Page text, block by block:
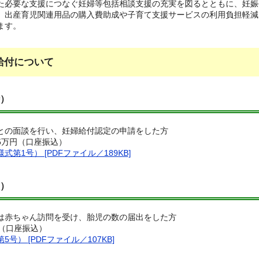
必要な支援につなぐ妊婦等包括相談支援の充実を図るとともに、妊
出産育児関連用品の購入費助成や子育て支援サービスの利用負担軽
。
付について
面談を行い、妊婦給付認定の申請をした方
円（口座振込）​
式第1号） [PDFファイル／189KB]
ちゃん訪問を受け、胎児の数の届出をした方
座振込）
5号） [PDFファイル／107KB]